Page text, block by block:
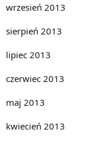
wrzesień 2013
sierpień 2013
lipiec 2013
czerwiec 2013
maj 2013
kwiecień 2013